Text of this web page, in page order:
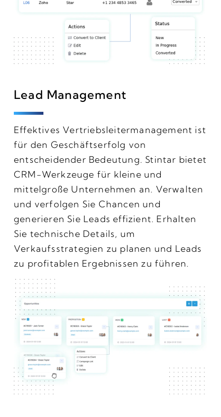
Lead Management
Effektives Vertriebsleitermanagement ist
für den Geschäftserfolg von
entscheidender Bedeutung. Stintar bietet
CRM-Werkzeuge für kleine und
mittelgroße Unternehmen an. Verwalten
und verfolgen Sie Chancen und
generieren Sie Leads effizient. Erhalten
Sie technische Details, um
Verkaufsstrategien zu planen und Leads
zu profitablen Ergebnissen zu führen.